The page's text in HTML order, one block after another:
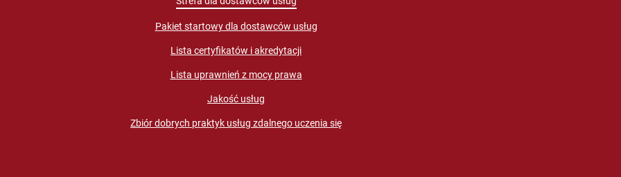
Pakiet startowy dla dostawców usług
Lista certyfikatów i akredytacji
Lista uprawnień z mocy prawa
Jakość usług
Zbiór dobrych praktyk usług zdalnego uczenia się